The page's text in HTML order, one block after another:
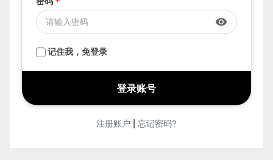
visibility
visibility
记住我，免登录
注册账户 忘记密码?